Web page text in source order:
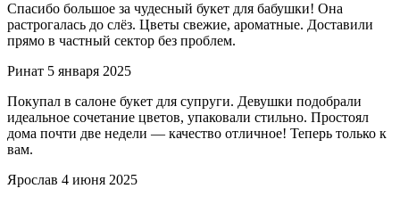
Спасибо большое за чудесный букет для бабушки! Она
растрогалась до слёз. Цветы свежие, ароматные. Доставили
прямо в частный сектор без проблем.
Ринат 5 января 2025
Покупал в салоне букет для супруги. Девушки подобрали
идеальное сочетание цветов, упаковали стильно. Простоял
дома почти две недели — качество отличное! Теперь только к
вам.
Ярослав 4 июня 2025